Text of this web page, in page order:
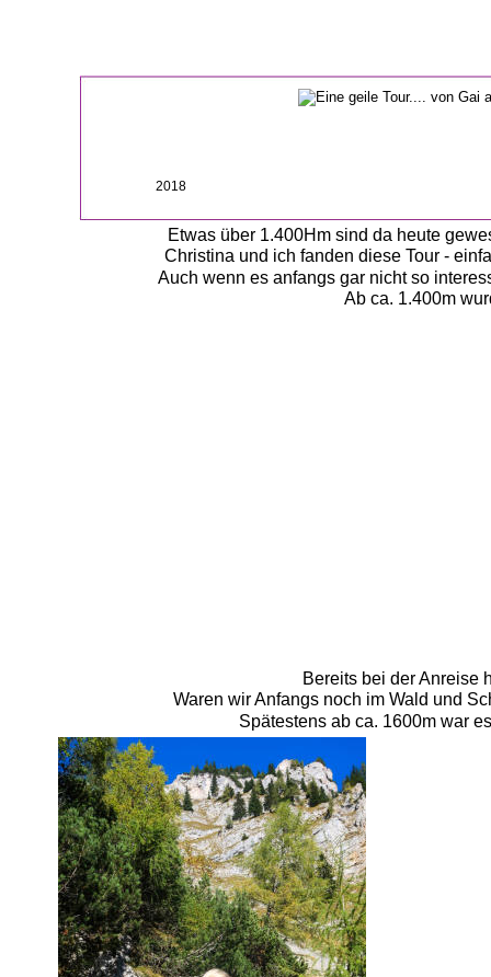
Etwas über 1.400Hm sind da heute
Christina und ich fanden diese Tour -
Auch wenn es anfangs gar nicht so
Ab ca. 1.400m
2018
Bereits bei der Anreise
Waren wir Anfangs noch im Wald und
Spätestens ab ca. 1600m war